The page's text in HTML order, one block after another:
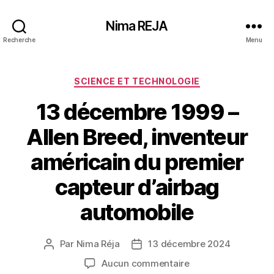
Recherche
Nima REJA
Menu
Catégories
SCIENCE ET TECHNOLOGIE
13 décembre 1999 –
Allen Breed, inventeur
américain du premier
capteur d’airbag
automobile
Auteur
Par Nima Réja
Date13 décembre 2024
Aucun commentairesur